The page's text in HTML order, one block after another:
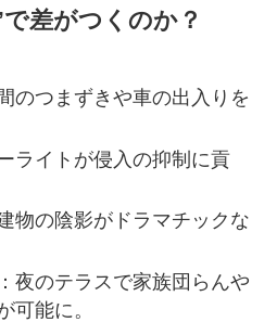
差がつくのか？
のつまずきや車の出入りを
ライトが侵入の抑制に貢
物の陰影がドラマチックな
：夜のテラスで家族団らんや
可能に。